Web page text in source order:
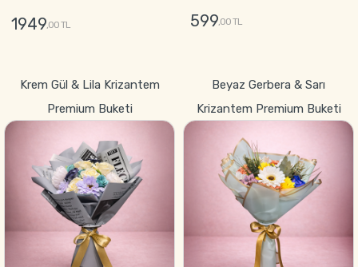
1949,00 TL 599,00 TL
Krem Gül & Lila Krizantem
Premium Buketi
Beyaz Gerbera & Sarı
Krizantem Premium Buketi